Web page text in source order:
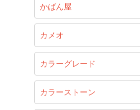
かばん屋
カメオ
カラーグレード
カラーストーン